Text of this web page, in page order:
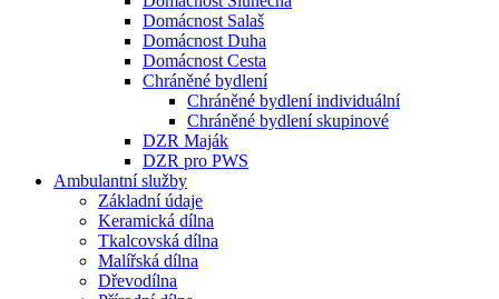
Domácnost Salaš
Domácnost Duha
Domácnost Cesta
Chráněné bydlení
Chráněné bydlení individuální
Chráněné bydlení skupinové
DZR Maják
DZR pro PWS
Ambulantní služby
Základní údaje
Keramická dílna
Tkalcovská dílna
Malířská dílna
Dřevodílna